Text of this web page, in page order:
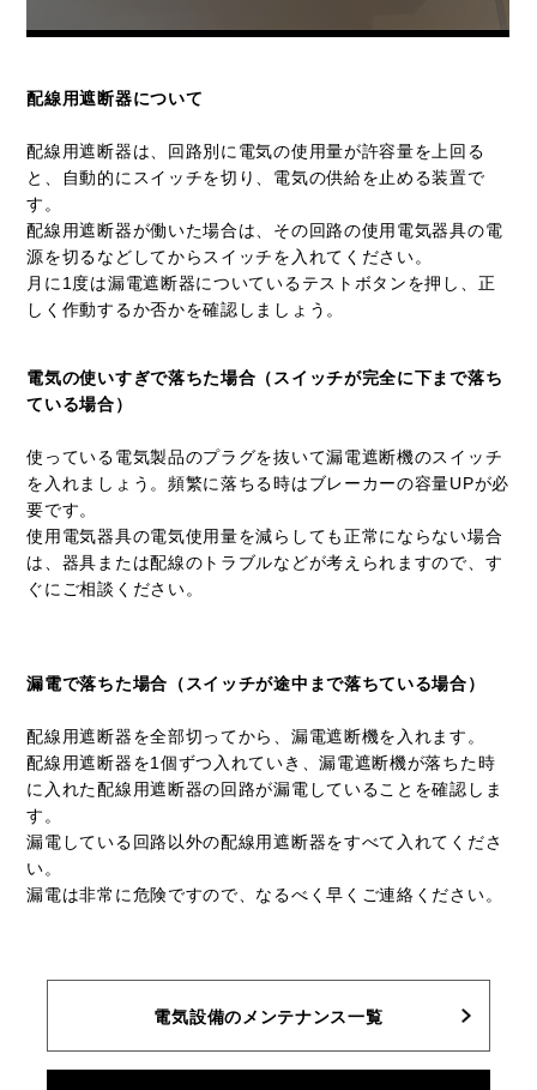
配線用遮断器について
配線用遮断器は、回路別に電気の使用量が許容量を上回る
と、自動的にスイッチを切り、電気の供給を止める装置で
す。
配線用遮断器が働いた場合は、その回路の使用電気器具の電
源を切るなどしてからスイッチを入れてください。
月に1度は漏電遮断器についているテストボタンを押し、正
しく作動するか否かを確認しましょう。
電気の使いすぎで落ちた場合（スイッチが完全に下まで落ち
ている場合）
使っている電気製品のプラグを抜いて漏電遮断機のスイッチ
を入れましょう。頻繁に落ちる時はブレーカーの容量UPが必
要です。
使用電気器具の電気使用量を減らしても正常にならない場合
は、器具または配線のトラブルなどが考えられますので、す
ぐにご相談ください。
漏電で落ちた場合（スイッチが途中まで落ちている場合）
配線用遮断器を全部切ってから、漏電遮断機を入れます。
配線用遮断器を1個ずつ入れていき、漏電遮断機が落ちた時
に入れた配線用遮断器の回路が漏電していることを確認しま
す。
漏電している回路以外の配線用遮断器をすべて入れてくださ
い。
漏電は非常に危険ですので、なるべく早くご連絡ください。
電気設備のメンテナンス一覧